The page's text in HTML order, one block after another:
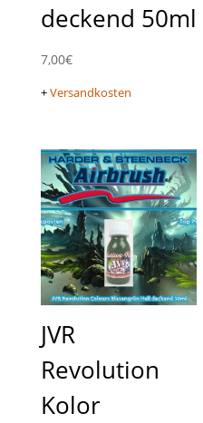
deckend 50ml
7,00€
+Versandkosten
JVR
Revolution
Kolor